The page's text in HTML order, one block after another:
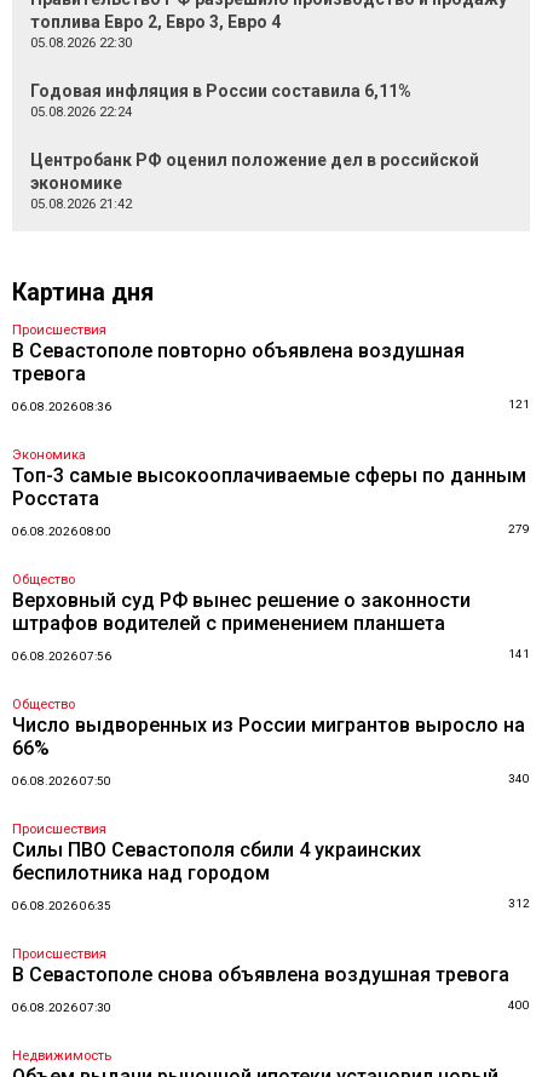
топлива Евро 2, Евро 3, Евро 4
05.08.2026 22:30
Годовая инфляция в России составила 6,11%
05.08.2026 22:24
Центробанк РФ оценил положение дел в российской
экономике
05.08.2026 21:42
Картина дня
Происшествия
В Севастополе повторно объявлена воздушная
тревога
06.08.2026 08:36 121
Экономика
Топ-3 самые высокооплачиваемые сферы по данным
Росстата
06.08.2026 08:00 279
Общество
Верховный суд РФ вынес решение о законности
штрафов водителей с применением планшета
06.08.2026 07:56 141
Общество
Число выдворенных из России мигрантов выросло на
66%
06.08.2026 07:50 340
Происшествия
Силы ПВО Севастополя сбили 4 украинских
беспилотника над городом
06.08.2026 06:35 312
Происшествия
В Севастополе снова объявлена воздушная тревога
06.08.2026 07:30 400
Недвижимость